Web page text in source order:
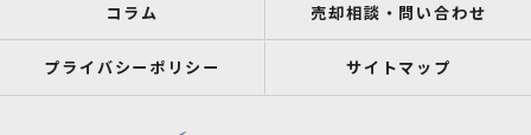
コラム 売却相談・問い合わせ
プライバシーポリシー サイトマップ